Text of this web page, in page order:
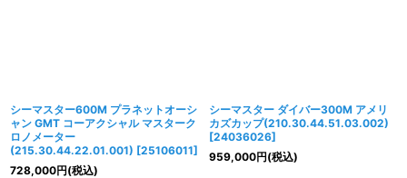
シーマスター600M プラネットオーシ
ャン GMT コーアクシャル マスターク
ロノメーター
(215.30.44.22.01.001) [25106011]
728,000円(税込)
シーマスター ダイバー300M アメリ
カズカップ(210.30.44.51.03.002)
[24036026]
959,000円(税込)